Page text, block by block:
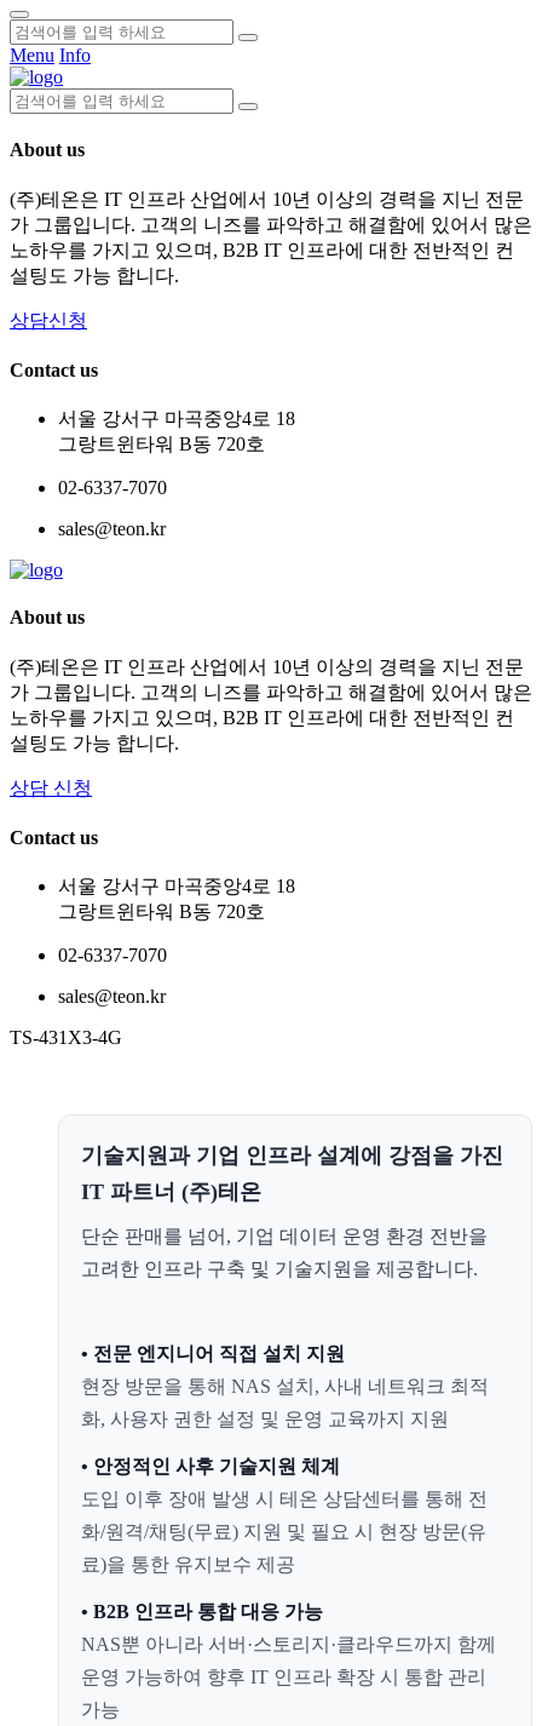
Menu Info
About us
(주)테온은 IT 인프라 산업에서 10년 이상의 경력을 지닌 전문
가 그룹입니다. 고객의 니즈를 파악하고 해결함에 있어서 많은
노하우를 가지고 있으며, B2B IT 인프라에 대한 전반적인 컨
설팅도 가능 합니다.
상담신청
Contact us
서울 강서구 마곡중앙4로 18
그랑트윈타워 B동 720호
02-6337-7070
sales@teon.kr
About us
(주)테온은 IT 인프라 산업에서 10년 이상의 경력을 지닌 전문
가 그룹입니다. 고객의 니즈를 파악하고 해결함에 있어서 많은
노하우를 가지고 있으며, B2B IT 인프라에 대한 전반적인 컨
설팅도 가능 합니다.
상담 신청
Contact us
서울 강서구 마곡중앙4로 18
그랑트윈타워 B동 720호
02-6337-7070
sales@teon.kr
TS-431X3-4G
기술지원과 기업 인프라 설계에 강점을 가진
IT 파트너 (주)테온
단순 판매를 넘어, 기업 데이터 운영 환경 전반을
고려한 인프라 구축 및 기술지원을 제공합니다.
• 전문 엔지니어 직접 설치 지원
현장 방문을 통해 NAS 설치, 사내 네트워크 최적
화, 사용자 권한 설정 및 운영 교육까지 지원
• 안정적인 사후 기술지원 체계
도입 이후 장애 발생 시 테온 상담센터를 통해 전
화/원격/채팅(무료) 지원 및 필요 시 현장 방문(유
료)을 통한 유지보수 제공
• B2B 인프라 통합 대응 가능
NAS뿐 아니라 서버·스토리지·클라우드까지 함께
운영 가능하여 향후 IT 인프라 확장 시 통합 관리
가능